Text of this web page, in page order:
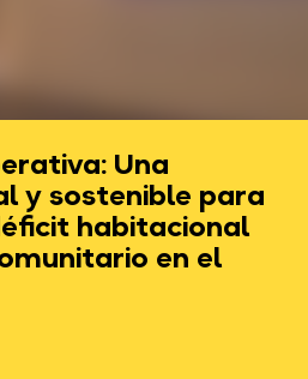
Una
y sostenible para
habitacional
en el